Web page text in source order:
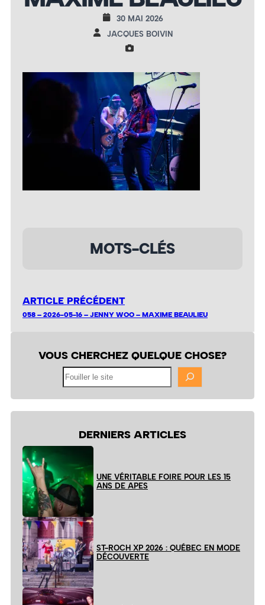
30 MAI 2026
JACQUES BOIVIN
MOTS-CLÉS
ARTICLE PRÉCÉDENT
058 – 2026-05-16 – JENNY WOO – MAXIME BEAULIEU
VOUS CHERCHEZ QUELQUE CHOSE?
DERNIERS ARTICLES
UNE VÉRITABLE FOIRE POUR LES 15
ANS DE APES
ST-ROCH XP 2026 : QUÉBEC EN MODE
DÉCOUVERTE